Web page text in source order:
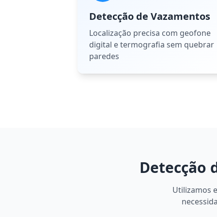
Detecção de Vazamentos
Localização precisa com geofone
digital e termografia sem quebrar
paredes
Detecção
Utilizamos